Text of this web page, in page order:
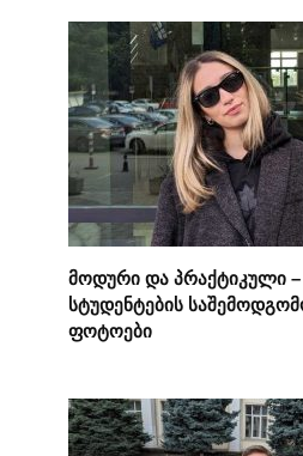
მოდური და პრაქტიკული
სტუდენტების
ფოტოები